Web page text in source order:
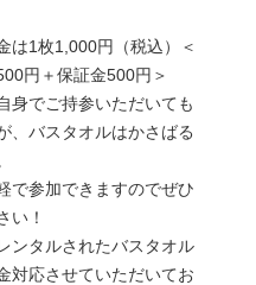
は1枚1,000円（税込）＜
円＋保証金500円＞
身でご持参いただいても
、バスタオルはかさばる
で参加できますのでぜひ
い！
ンタルされたバスタオル
対応させていただいてお